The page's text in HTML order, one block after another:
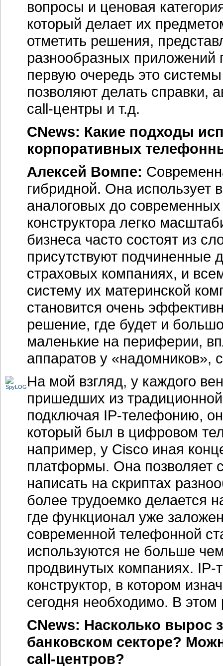
вопросы и ценовая
который делает их
отметить решения,
разнообразных
первую очередь это
позволяют делать справки,
call-центры и т.д.
CNews: Какие подходы
корпоративных
Алексей Вомпе:
гибридной. Она использует
аналоговых до современных
конструктора легко
бизнеса часто состоят из
присутствуют подчиненные
страховых компаниях, и
систему их материнской
становится очень
решение, где будет и
маленькие на периферии,
аппаратов у «надомников»,
На мой взгляд, у каждого
пришедших из
подключая IP-телефонию,
который был в цифровом
например, у Cisco иная
платформы. Она позволяет
написать на скриптах
более трудоемко делается
где функционал уже
современной телефонной
используются не больше
продвинутых компаниях. IP-
конструктор, в котором
сегодня необходимо. В этом
CNews: Насколько вырос
банковском секторе?
call-центров?